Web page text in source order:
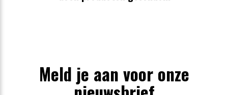
Meld je aan voor onze